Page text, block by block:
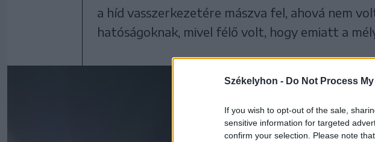
Székelyhon - Do Not Process
If you wish to opt-out of the sale,
sensitive information for targeted
confirm your selection. Please note
a híd vasszerkezetére mászva fel, ahová nem
hatóságoknak, mivel félő volt, hogy emiatt a